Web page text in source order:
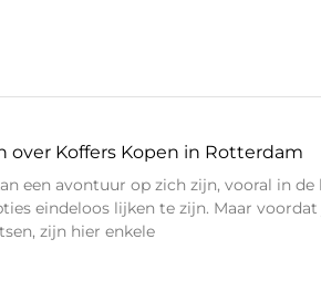
over Koffers Kopen in Rotterdam
een avontuur op zich zijn, vooral in
eindeloos lijken te zijn. Maar
zijn hier enkele